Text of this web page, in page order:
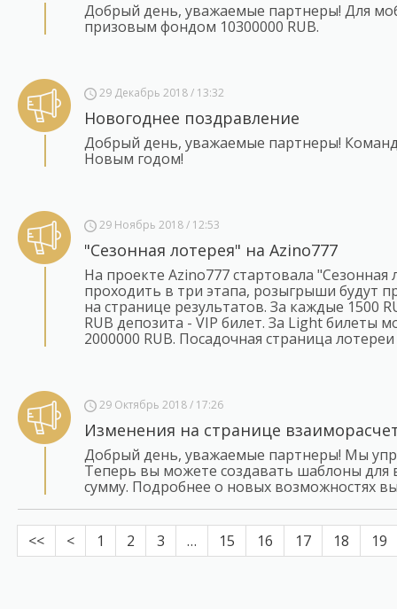
Добрый день, уважаемые партнеры! Для
призовым фондом 10300000 RUB.
29 Декабрь 2018 / 13:32
Новогоднее поздравление
Добрый день, уважаемые партнеры!
Новым годом!
29 Ноябрь 2018 / 12:53
"Сезонная лотерея" на Azino777
На проекте Azino777 стартовала
проходить в три этапа, розыгрыши будут
на странице результатов. За каждые 1500
RUB депозита - VIP билет. За Light билеты
2000000 RUB. Посадочная страница
29 Октябрь 2018 / 17:26
Изменения на странице
Добрый день, уважаемые партнеры! Мы
Теперь вы можете создавать шаблоны для
сумму. Подробнее о новых возможностях
<< < 1 2 3 … 15 16 17 18 19